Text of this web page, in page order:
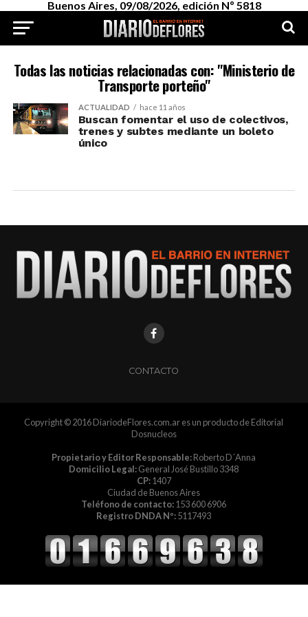
Buenos Aires, 09/08/2026, edición Nº 5818
Todas las noticias relacionadas con: "Ministerio de
Transporte porteño"
ACTUALIDAD hace 11 años
Buscan fomentar el uso de colectivos,
trenes y subtes mediante un boleto
único
CONTACTO
Copyright © 2016 DiariodeFlores.com.ar es un producto de Editorial
Dosnucleos
Propietario y Editor Responsable:Roberto D´Anna
Domicilio Legal:General José Bustillo 3348
CP:1407
Ciudad de Buenos Aires
Teléfono de contacto:153 600 6906
Registro DNDA Nº:5117493